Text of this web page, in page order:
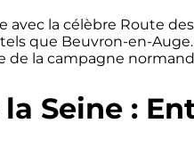
avec la célèbre Route
que Beuvron-en-
de la campagne
la Seine :